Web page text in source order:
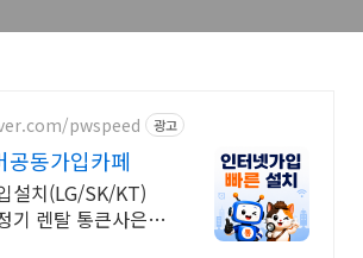
pwspeed 광고
공동가입카페
설치(LG/SK/KT)
기 렌탈 통큰사은품